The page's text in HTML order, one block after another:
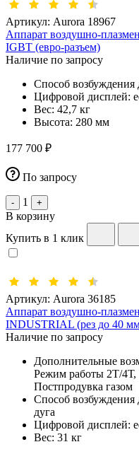
Артикул: Aurora 18967
Аппарат воздушно-
IGBT (евро-разъем)
Наличие по запросу
Способ возбуждения
Цифровой дисплей:
Вес: 42,7 кг
Высота: 280 мм
177 700 ₽
По запросу
- 1 +
В корзину
Купить в 1 клик
Артикул: Aurora 36185
Аппарат воздушно-
INDUSTRIAL (рез до 40
Наличие по запросу
Дополнительные
Режим работы 2Т/
Постпродувка газом
Способ возбуждения
дуга
Цифровой дисплей:
Вес: 31 кг